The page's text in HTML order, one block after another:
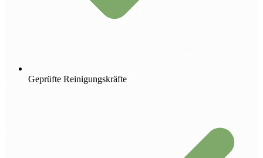
Geprüfte Reinigungskräfte